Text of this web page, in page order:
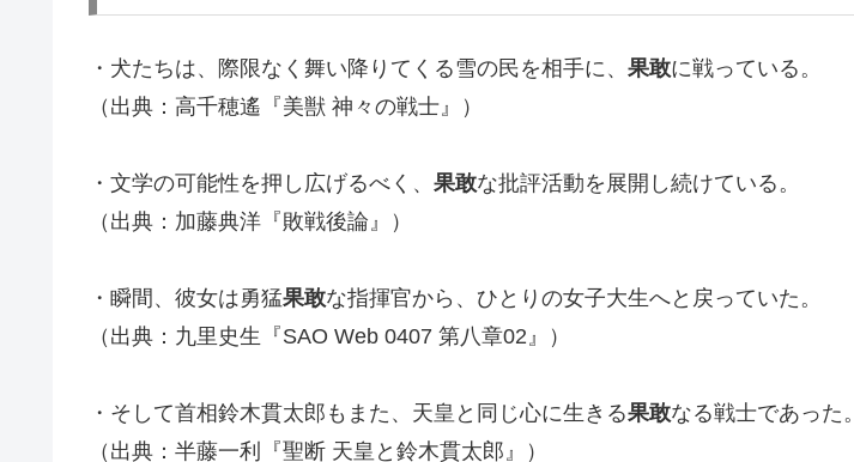
・犬たちは、際限なく舞い降りてくる雪の民を相手に、 果敢に戦っている。
（出典：高千穂遙『美獣 神々の戦士』）
・文学の可能性を押し広げるべく、 果敢な批評活動を展開し続けている。
（出典：加藤典洋『敗戦後論』）
・瞬間、彼女は勇猛果敢な指揮官から、ひとりの女子大生へと戻っていた。
（出典：九里史生『SAO Web 0407 第八章02』）
・そして首相鈴木貫太郎もまた、天皇と同じ心に生きる果敢なる戦士であった。
（出典：半藤一利『聖断 天皇と鈴木貫太郎』）